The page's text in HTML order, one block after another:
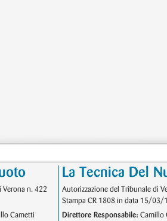
Verona n. 422
Cametti
La Tecnica Del
Autorizzazione del Tribunale di
Stampa CR 1808 in data 15/03/
Direttore Responsabile: Camillo